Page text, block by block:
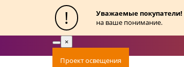
! Уважаемые покупатели!
на ваше понимание.
Toggle
×
Проект освещения